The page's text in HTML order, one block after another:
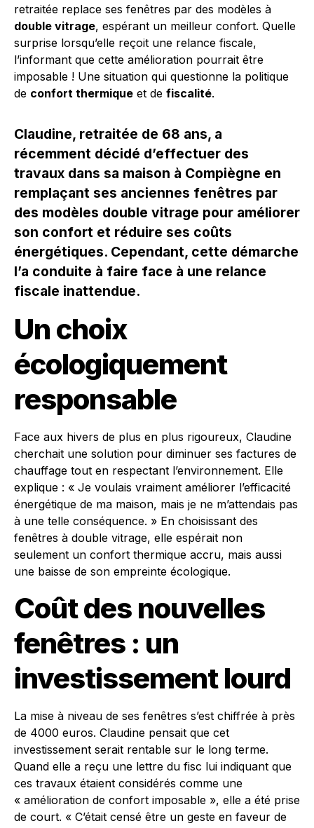
retraitée replace ses fenêtres par des modèles à
double vitrage, espérant un meilleur confort. Quelle
surprise lorsqu’elle reçoit une relance fiscale,
l’informant que cette amélioration pourrait être
imposable ! Une situation qui questionne la politique
de confort thermique et de fiscalité.
Claudine, retraitée de 68 ans, a
récemment décidé d’effectuer des
travaux dans sa maison à Compiègne en
remplaçant ses anciennes fenêtres par
des modèles double vitrage pour améliorer
son confort et réduire ses coûts
énergétiques. Cependant, cette démarche
l’a conduite à faire face à une relance
fiscale inattendue.
Un choix
écologiquement
responsable
Face aux hivers de plus en plus rigoureux, Claudine
cherchait une solution pour diminuer ses factures de
chauffage tout en respectant l’environnement. Elle
explique : « Je voulais vraiment améliorer l’efficacité
énergétique de ma maison, mais je ne m’attendais pas
à une telle conséquence. » En choisissant des
fenêtres à double vitrage, elle espérait non
seulement un confort thermique accru, mais aussi
une baisse de son empreinte écologique.
Coût des nouvelles
fenêtres : un
investissement lourd
La mise à niveau de ses fenêtres s’est chiffrée à près
de 4000 euros. Claudine pensait que cet
investissement serait rentable sur le long terme.
Quand elle a reçu une lettre du fisc lui indiquant que
ces travaux étaient considérés comme une
« amélioration de confort imposable », elle a été prise
de court. « C’était censé être un geste en faveur de